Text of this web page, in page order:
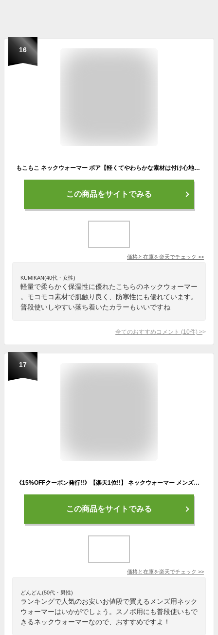
16
もこもこ ネックウォーマー ボア【軽くてやわらかな素材は付け心地抜群】 ネックウォーマー メンズ レディース 冬 スポーツ スヌード マフラー フリース おしゃれ 保温 ニット キッズ ジュニア スノボ スノーボード 防寒 ゴルフ
この商品をサイトでみる
価格と在庫を楽天でチェック >>
KUMIKAN(40代・女性)
軽量で柔らかく保温性に優れたこちらのネックウォーマー
。モコモコ素材で肌触り良く、防寒性にも優れています。
普段使いしやすい落ち着いたカラーもいいですね
全てのおすすめコメント (10件) >
17
《15%OFFクーポン発行!!》【楽天1位!!】 ネックウォーマー メンズスヌード 防寒 マスク メンズ レディース フリース マフラー 帽子 保温 スポーツ マスク ボア スヌード フェイスマスク おしゃれ スノーボード スキー バイク 通勤 冬 プレゼント
この商品をサイトでみる
価格と在庫を楽天でチェック >>
どんどん(50代・男性)
ランキングで人気のお安いお値段で買えるメンズ用ネック
ウォーマーはいかがでしょう。スノボ用にも普段使いもで
きるネックウォーマーなので、おすすめですよ！